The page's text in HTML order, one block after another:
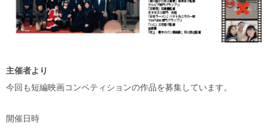
主催者より
今回も短編映画コンペティションの作品を募集しています。
開催日時